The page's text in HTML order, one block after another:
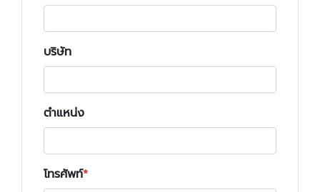
บริษัท
ตำแหน่ง
โทรศัพท์